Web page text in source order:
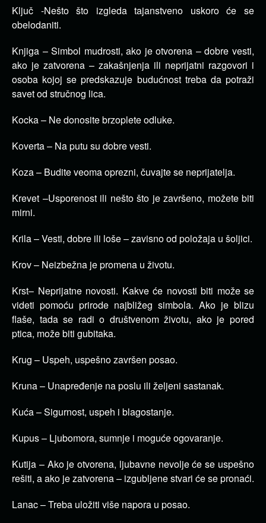
Ključ -Nešto što izgleda tajanstveno uskoro će se
obelodaniti.
Knjiga – Simbol mudrosti, ako je otvorena – dobre vesti,
ako je zatvorena – zakašnjenja ili neprijatni razgovori i
osoba kojoj se predskazuje budućnost treba da potraži
savet od stručnog lica.
Kocka – Ne donosite brzoplete odluke.
Koverta – Na putu su dobre vesti.
Koza – Budite veoma oprezni, čuvajte se neprijatelja.
Krevet –Usporenost ili nešto što je završeno, možete biti
mirni.
Krila – Vesti, dobre ili loše – zavisno od položaja u šoljici.
Krov – Neizbežna je promena u životu.
Krst– Neprijatne novosti. Kakve će novosti biti može se
videti pomoću prirode najbližeg simbola. Ako je blizu
flaše, tada se radi o društvenom životu, ako je pored
ptica, može biti gubitaka.
Krug – Uspeh, uspešno završen posao.
Kruna – Unapređenje na poslu ili željeni sastanak.
Kuća – Sigurnost, uspeh i blagostanje.
Kupus – Ljubomora, sumnje i moguće ogovaranje.
Kutija – Ako je otvorena, ljubavne nevolje će se uspešno
rešiti, a ako je zatvorena – izgubljene stvari će se pronaći.
Lanac – Treba uložiti više napora u posao.